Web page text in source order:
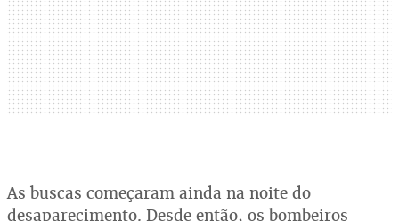
As buscas começaram ainda na noite do
desaparecimento. Desde então, os bombeiros